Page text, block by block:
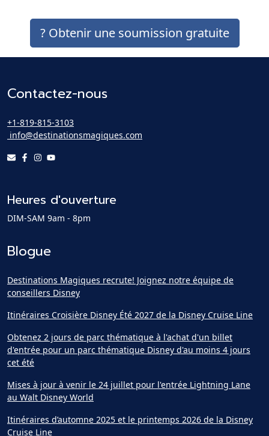
? Obtenir une soumission gratuite
Contactez-nous
+1-819-815-3103
info@destinationsmagiques.com
Heures d'ouverture
DIM-SAM 9am - 8pm
Blogue
Destinations Magiques recrute! Joignez notre équipe de
conseillers Disney
Itinéraires Croisière Disney Été 2027 de la Disney Cruise Line
Obtenez 2 jours de parc thématique à l'achat d'un billet
d'entrée pour un parc thématique Disney d'au moins 4 jours
cet été
Mises à jour à venir le 24 juillet pour l'entrée Lightning Lane
au Walt Disney World
Itinéraires d’automne 2025 et le printemps 2026 de la Disney
Cruise Line